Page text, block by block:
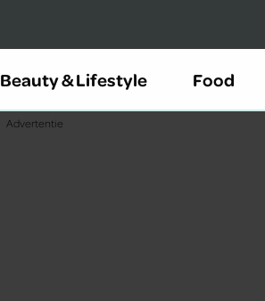
Beauty & Lifestyle Food